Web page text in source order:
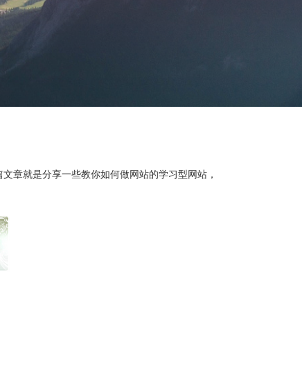
章就是分享一些教你如何做网站的学习型网站，